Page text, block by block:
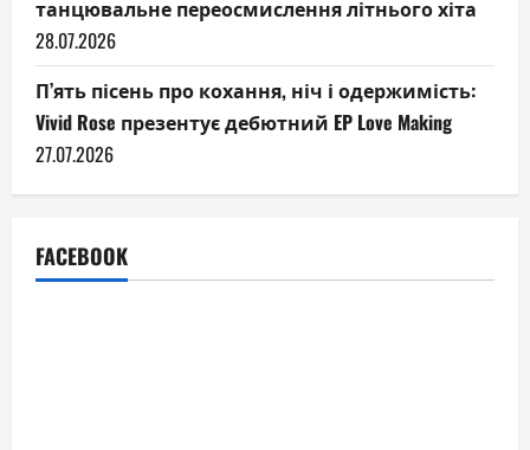
танцювальне переосмислення літнього хіта
28.07.2026
П’ять пісень про кохання, ніч і одержимість:
Vivid Rose презентує дебютний EP Love Making
27.07.2026
FACEBOOK